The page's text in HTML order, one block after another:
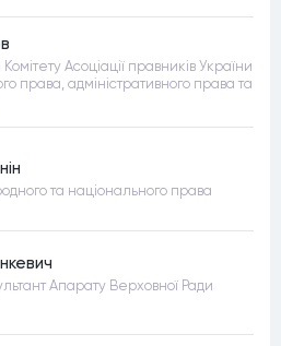
Асоціації правників України
права, адміністративного права та
та національного права
Апарату Верховної Ради